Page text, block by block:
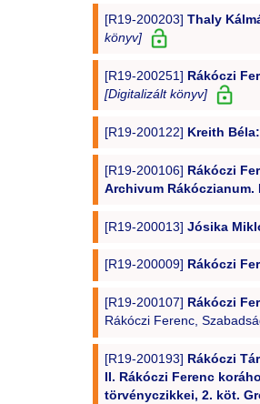
[R19-200203] Thaly
könyv]
[R19-200251] Rákóczi
[Digitalizált könyv]
[R19-200122] Kreith
[R19-200106] Rákóczi
Archivum Rákóczianum.
[R19-200013] Jósika
[R19-200009] Rákóczi
[R19-200107] Rákóczi
Rákóczi Ferenc,
[R19-200193] Rákóczi
II. Rákóczi Ferenc
törvényczikkei, 2. köt.